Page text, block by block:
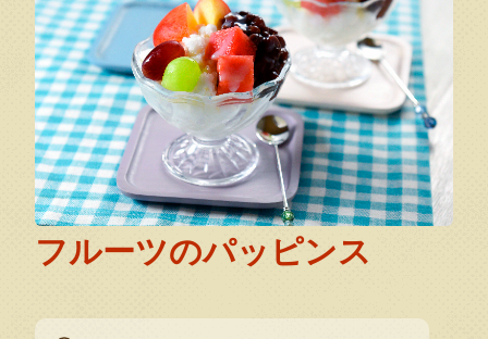
フルーツのパッピンス